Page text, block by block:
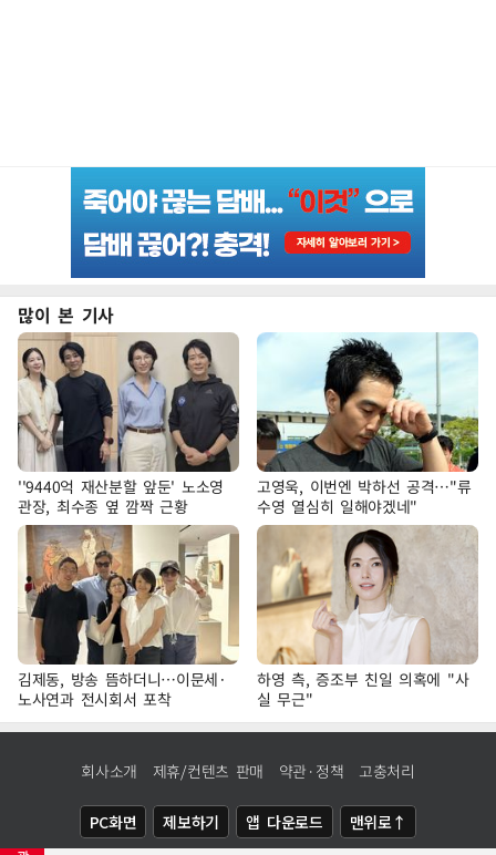
많이 본 기사
''9440억 재산분할 앞둔' 노소영
관장, 최수종 옆 깜짝 근황
고영욱, 이번엔 박하선 공격…"류
수영 열심히 일해야겠네"
김제동, 방송 뜸하더니…이문세·
노사연과 전시회서 포착
하영 측, 증조부 친일 의혹에 "사
실 무근"
회사소개 제휴/컨텐츠 판매 약관·정책 고충처리
PC화면 제보하기 앱 다운로드 맨위로↑